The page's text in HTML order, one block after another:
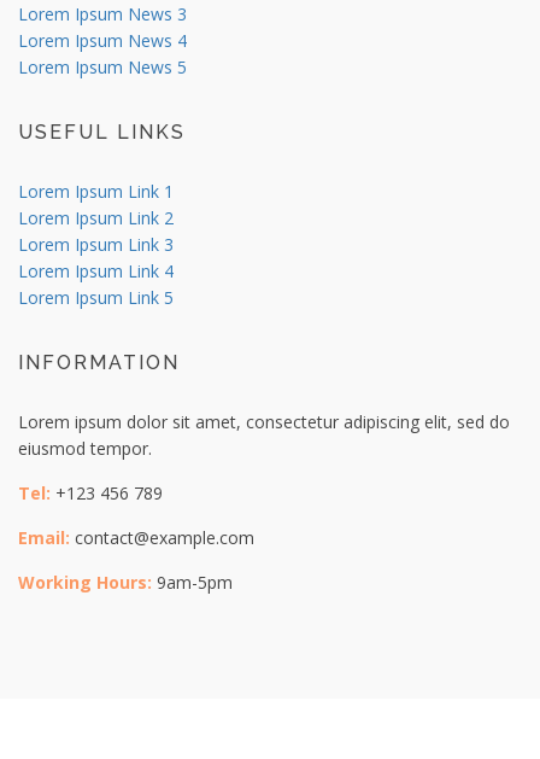
Lorem Ipsum News 3
Lorem Ipsum News 4
Lorem Ipsum News 5
USEFUL LINKS
Lorem Ipsum Link 1
Lorem Ipsum Link 2
Lorem Ipsum Link 3
Lorem Ipsum Link 4
Lorem Ipsum Link 5
INFORMATION
Lorem ipsum dolor sit amet, consectetur adipiscing elit, sed do
eiusmod tempor.
Tel: +123 456 789
Email: contact@example.com
Working Hours: 9am-5pm